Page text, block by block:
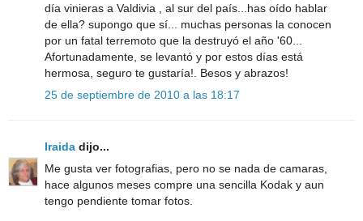
día vinieras a Valdivia , al sur del país...has oído hablar
de ella? supongo que sí... muchas personas la conocen
por un fatal terremoto que la destruyó el año '60...
Afortunadamente, se levantó y por estos días está
hermosa, seguro te gustaría!. Besos y abrazos!
25 de septiembre de 2010 a las 18:17
Iraida dijo...
Me gusta ver fotografias, pero no se nada de camaras,
hace algunos meses compre una sencilla Kodak y aun
tengo pendiente tomar fotos.